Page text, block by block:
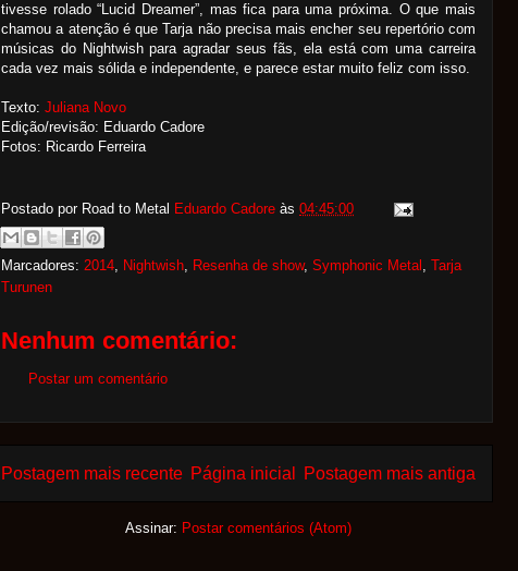
tivesse rolado “Lucid Dreamer”, mas fica para uma próxima. O que mais
chamou a atenção é que Tarja não precisa mais encher seu repertório com
músicas do Nightwish para agradar seus fãs, ela está com uma carreira
cada vez mais sólida e independente, e parece estar muito feliz com isso.
Texto: Juliana Novo
Edição/revisão: Eduardo Cadore
Fotos: Ricardo Ferreira
Postado por Road to Metal Eduardo Cadore às 04:45:00
Marcadores: 2014, Nightwish, Resenha de show, Symphonic Metal , Tarja
Turunen
Nenhum comentário:
Postar um comentário
Postagem mais recente Postagem mais antiga
Página inicial
Assinar: Postar comentários (Atom)